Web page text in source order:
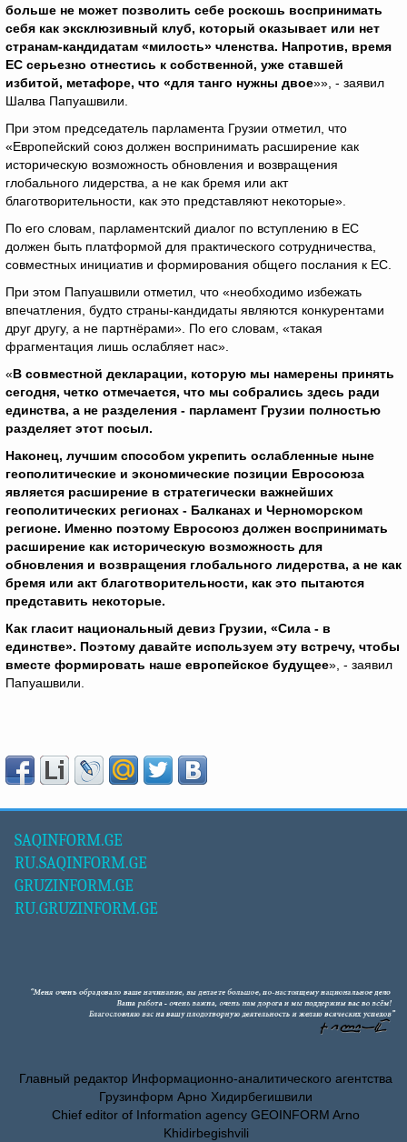
больше не может позволить себе роскошь воспринимать
себя как эксклюзивный клуб, который оказывает или нет
странам-кандидатам «милость» членства. Напротив, время
ЕС серьезно отнестись к собственной, уже ставшей
избитой, метафоре, что «для танго нужны двое»», - заявил
Шалва Папуашвили.
При этом председатель парламента Грузии отметил, что
«Европейский союз должен воспринимать расширение как
историческую возможность обновления и возвращения
глобального лидерства, а не как бремя или акт
благотворительности, как это представляют некоторые».
По его словам, парламентский диалог по вступлению в ЕС
должен быть платформой для практического сотрудничества,
совместных инициатив и формирования общего послания к ЕС.
При этом Папуашвили отметил, что «необходимо избежать
впечатления, будто страны-кандидаты являются конкурентами
друг другу, а не партнёрами». По его словам, «такая
фрагментация лишь ослабляет нас».
«В совместной декларации, которую мы намерены принять
сегодня, четко отмечается, что мы собрались здесь ради
единства, а не разделения - парламент Грузии полностью
разделяет этот посыл.
Наконец, лучшим способом укрепить ослабленные ныне
геополитические и экономические позиции Евросоюза
является расширение в стратегически важнейших
геополитических регионах - Балканах и Черноморском
регионе. Именно поэтому Евросоюз должен воспринимать
расширение как историческую возможность для
обновления и возвращения глобального лидерства, а не как
бремя или акт благотворительности, как это пытаются
представить некоторые.
Как гласит национальный девиз Грузии, «Сила - в
единстве». Поэтому давайте используем эту встречу, чтобы
вместе формировать наше европейское будущее», - заявил
Папуашвили.
SAQINFORM.GE
RU.SAQINFORM.GE
GRUZINFORM.GE
RU.GRUZINFORM.GE
Главный редактор Информационно-аналитического агентства
Грузинформ Арно Хидирбегишвили
Chief editor of Information agency GEOINFORM Arno
Khidirbegishvili